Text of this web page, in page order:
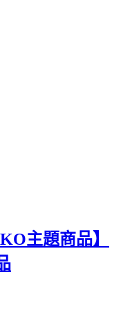
主題商品】